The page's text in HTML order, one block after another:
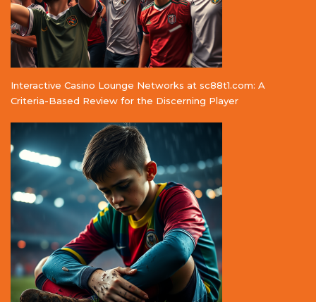
Interactive Casino Lounge Networks at sc88t1.com: A
Criteria-Based Review for the Discerning Player